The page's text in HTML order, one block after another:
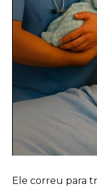
Ele correu para